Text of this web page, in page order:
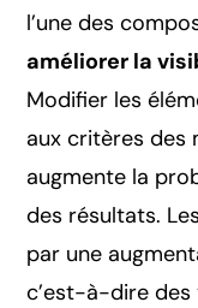
l’une des
améliorer la
Modifier les
aux critères des
augmente la
des résultats.
par une
c’est-à-dire des